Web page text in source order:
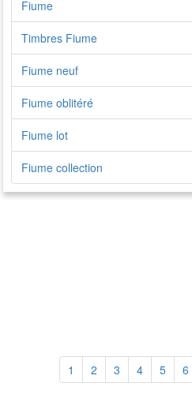
Fiume
Timbres Fiume
Fiume neuf
Fiume oblitéré
Fiume lot
Fiume collection
1 2 3 4 5 6